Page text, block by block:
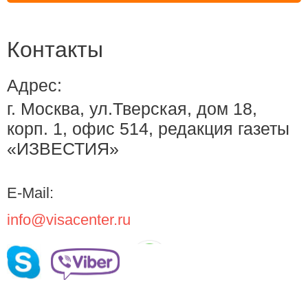
Контакты
Адрес:
г. Москва, ул.Тверская, дом 18,
корп. 1, офис 514, редакция газеты
«ИЗВЕСТИЯ»
E-Mail:
info@visacenter.ru